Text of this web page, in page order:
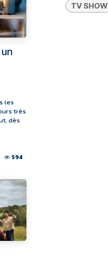
les
très
dès
594
TV SHOW